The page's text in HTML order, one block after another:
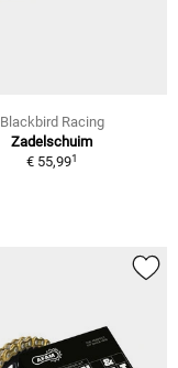
Blackbird Racing
Zadelschuim
€ 55,991